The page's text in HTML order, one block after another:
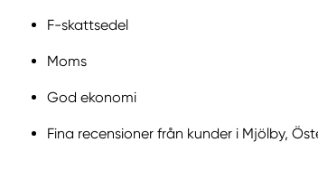
F-skattsedel
Moms
God ekonomi
Fina recensioner från kunder i Mjölby,